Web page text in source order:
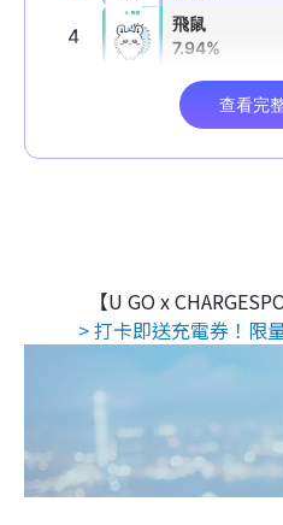
【U GO x
> 打卡即送充電券！限